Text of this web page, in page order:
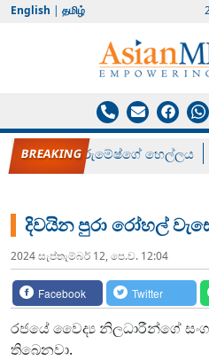
English | தமிழ்
රන් ගෙනා රුමේෂ්ගේ හෙල්ලය
දිවයින පුරා රෝහල්
2024 සැප්‍තැම්‍බර් 12, පෙ.ව. 12:04
Facebook Twitter
රජයේ වෛද්‍ය නිලධාරීන්ගේ
තිබෙනවා.